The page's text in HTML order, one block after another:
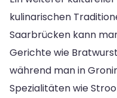
kulinarischen
Saarbrücken kann
Gerichte wie
während man in
Spezialitäten wie